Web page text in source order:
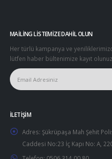
MAILING LISTEMIZE DAHIL OLUN
Her türlü kampanya ve
lütfen haber bültenimize kayıt
İLETIŞIM
Adres: Şükrüpaşa Mah Şehit
Caddesi No:23 İç Kapı No: A,